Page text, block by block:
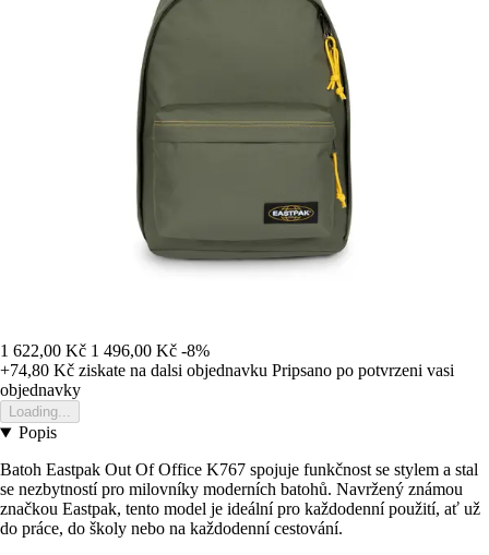
1 622,00 Kč 1 496,00 Kč -8%
+74,80 Kč ziskate na dalsi objednavku Pripsano po potvrzeni vasi
objednavky
Loading...
Popis
Batoh Eastpak Out Of Office K767 spojuje funkčnost se stylem a stal
se nezbytností pro milovníky moderních batohů. Navržený známou
značkou Eastpak, tento model je ideální pro každodenní použití, ať už
do práce, do školy nebo na každodenní cestování.